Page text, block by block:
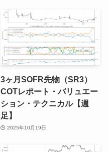
3ヶ月SOFR先物（SR3）
COTレポート・バリュエー
ション・テクニカル【週
足】
2025年10月19日